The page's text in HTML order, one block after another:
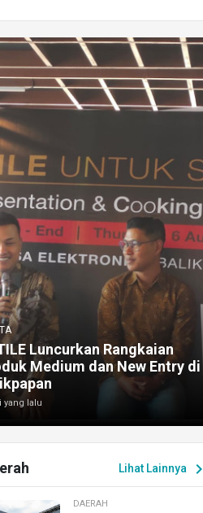
Luncurkan Rangkaian
Medium dan New Entry di
yang lalu
Lihat Lainnya chevron_right
DAERAH